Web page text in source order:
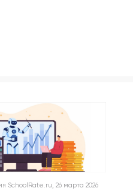
SchoolRate.ru, 26 марта 2026